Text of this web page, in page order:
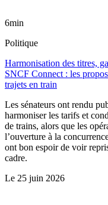
6min
Politique
Harmonisation des titres,
SNCF Connect : les
trajets en train
Les sénateurs ont rendu
harmoniser les tarifs et
de trains, alors que les
l’ouverture à la
ont bon espoir de voir
cadre.
Le 25 juin 2026